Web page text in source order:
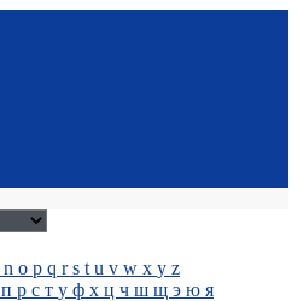
n o p q rs t u v w x y z
п р с т у ф х ц ч ш щ э ю я